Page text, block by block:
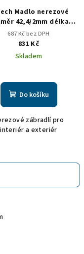
Madlo nerezové
42,4/2mm délka
1500mm
687 Kč bez DPH
831 Kč
Skladem
Do košíku
zábradlí pro
interiér a exteriér